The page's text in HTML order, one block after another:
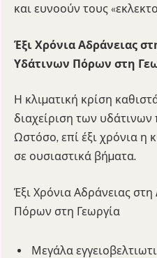
και ευνοούν τους
Έξι Χρόνια Αδράνειας
Υδάτινων Πόρων στη
Η κλιµατική κρίση
διαχείριση των
Ωστόσο, επί έξι χρόνια
σε ουσιαστικά βήµατα.
Έξι Χρόνια Αδράνειας
Πόρων στη Γεωργία
Μεγάλα